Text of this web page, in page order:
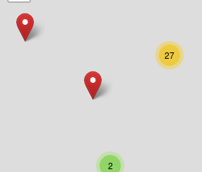
Kärnten27
2